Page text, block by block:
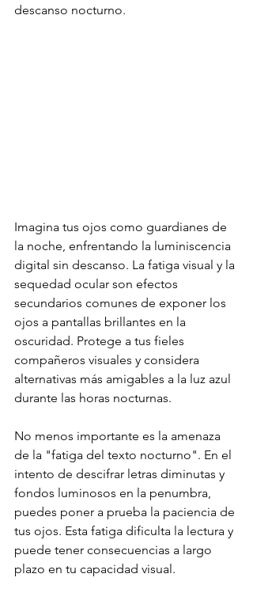
descanso nocturno.
Imagina tus ojos como guardianes de
la noche, enfrentando la luminiscencia
digital sin descanso. La fatiga visual y la
sequedad ocular son efectos
secundarios comunes de exponer los
ojos a pantallas brillantes en la
oscuridad. Protege a tus fieles
compañeros visuales y considera
alternativas más amigables a la luz azul
durante las horas nocturnas.
No menos importante es la amenaza
de la "fatiga del texto nocturno". En el
intento de descifrar letras diminutas y
fondos luminosos en la penumbra,
puedes poner a prueba la paciencia de
tus ojos. Esta fatiga dificulta la lectura y
puede tener consecuencias a largo
plazo en tu capacidad visual.